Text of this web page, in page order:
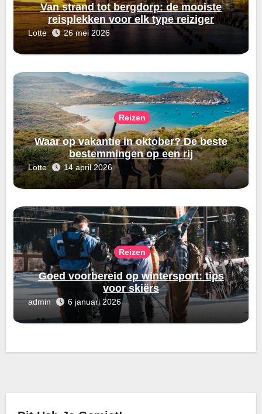
Van strand tot bergdorp: de mooiste
reisplekken voor elk type reiziger
Lotte 26 mei 2026
Reizen
Waar op vakantie in oktober? De beste
bestemmingen op een rij
Lotte 14 april 2026
Reizen
Goed voorbereid op wintersport: tips
voor skiërs
admin 6 januari 2026